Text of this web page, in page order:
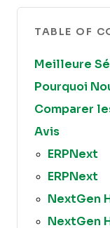
TABLE OF
Meilleure
Pourquoi
Comparer
Avis
ERPNext
ERPNext
NextGen
NextGen